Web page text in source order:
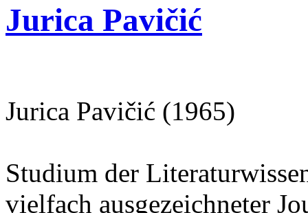
Jurica Pavičić
Jurica Pavičić (1965)
Studium der
vielfach ausgezeichneter